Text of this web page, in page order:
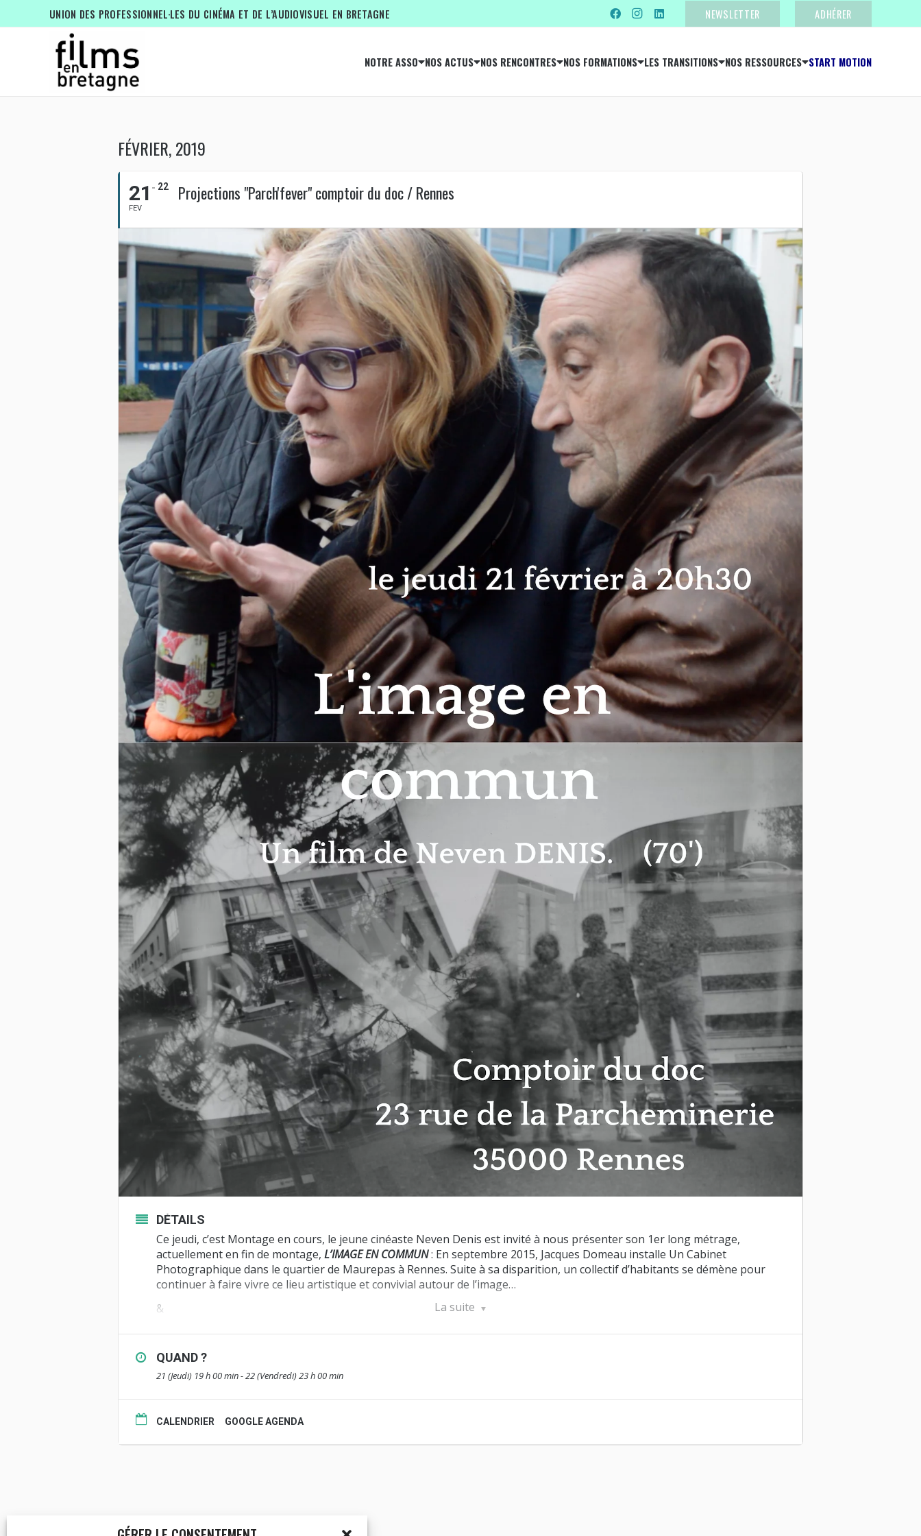
UNION DES PROFESSIONNEL·LES DU CINÉMA ET DE L’AUDIOVISUEL EN BRETAGNE NEWSLETTER ADHÉRER
NOTRE ASSO NOS ACTUS NOS RENCONTRES NOS FORMATIONS LES TRANSITIONS NOS RESSOURCES START MOTION
FÉVRIER, 2019
21
FEV
22 Projections "Parch'fever" comptoir du doc / Rennes
La suite
DÉTAILS
Ce jeudi, c’est Montage en cours, le jeune cinéaste Neven Denis est invité à nous présenter son 1er long métrage,
actuellement en fin de montage, L’IMAGE EN COMMUN: En septembre 2015, Jacques Domeau installe Un Cabinet
Photographique dans le quartier de Maurepas à Rennes. Suite à sa disparition, un collectif d’habitants se démène pour
continuer à faire vivre ce lieu artistique et convivial autour de l’image…
&
vendredi soir, on vous propose un classique du cinéma (documentaire), le filmEN CONSTRUCCIONde José Luis Guerin
PARCH’ FEVER c’est à la Parcheminerie (Rennes), tous les jeudis et vendredis !
[Ouverture du bar dès 19h – petite restauration sur place / Projection à 20h30 – tarifs : 1€ à 4€]
En savoir +
contact :comptoir@comptoirdudoc.org
QUAND ?
21 (Jeudi) 19 h 00 min - 22 (Vendredi) 23 h 00 min
CALENDRIER GOOGLE AGENDA